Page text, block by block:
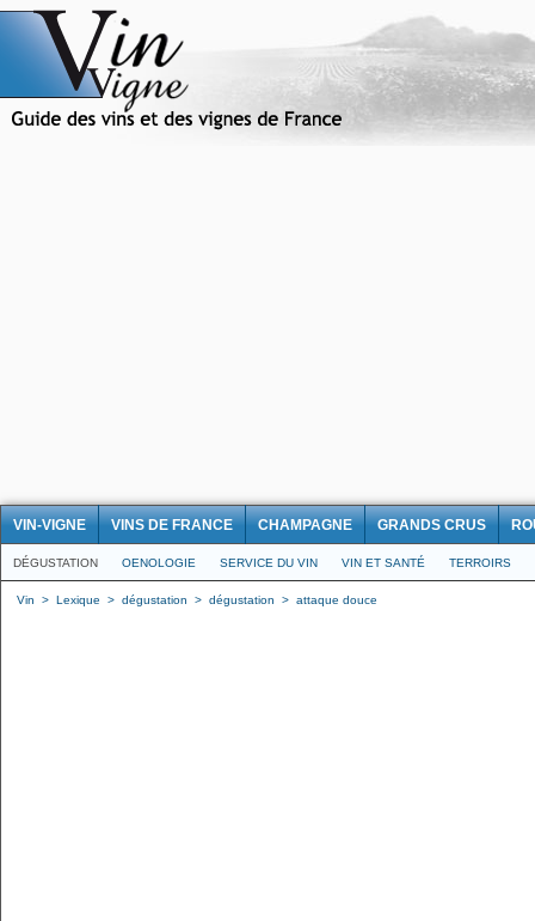
VIN-VIGNE VINS DE FRANCE CHAMPAGNE GRANDS CRUS
DÉGUSTATION OENOLOGIE SERVICE DU VIN VIN ET SANTÉ TERROIRS
Vin > Lexique > dégustation > dégustation > attaque douce